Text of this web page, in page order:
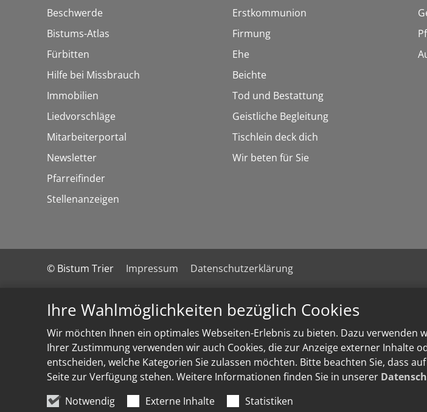
Ihre Wahlmöglichkeiten bezüglich Cookies
Wir möchten Ihnen ein optimales Webseiten-Erlebnis zu bieten. Dazu
Ihrer Zustimmung verwenden wir auch Cookies, die zur Anzeige externer Inhalte
entscheiden, welche Kategorien Sie zulassen möchten. Bitte beachten Sie, dass
Seite zur Verfügung stehen. Weitere Informationen finden Sie in unserer
Notwendig
Externe Inhalte Statistiken
Beschwerde
Bistums-Atlas
Fürbitten
Hilfe bei Missbrauch
Immobilien
Liedvorschläge
Mitarbeiterportal
Newsletter
Pfarreifinder
Stellenanzeigen
Erstkommunion
Firmung
Ehe
Beichte
Tod und Bestattung
Geistliche Begleitung
Tischlein deck dich
Wir beten für Sie
© Bistum Trier Impressum Datenschutzerklärung